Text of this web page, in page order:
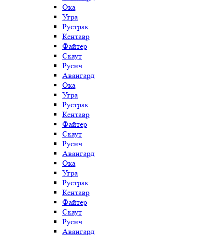
Ока
Угра
Рустрак
Кентавр
Файтер
Скаут
Русич
Авангард
Ока
Угра
Рустрак
Кентавр
Файтер
Скаут
Русич
Авангард
Ока
Угра
Рустрак
Кентавр
Файтер
Скаут
Русич
Авангард